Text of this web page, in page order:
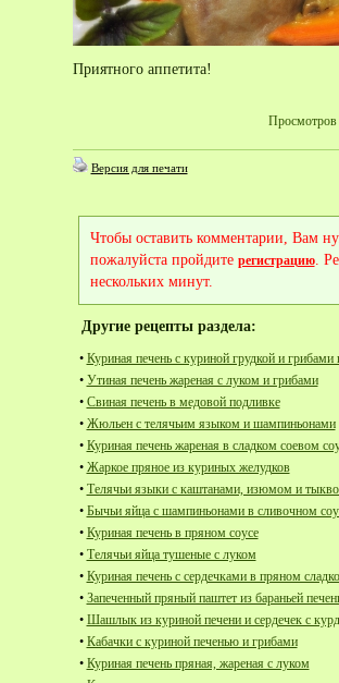
Приятного аппетита!
Просмотров
Версия для печати
Чтобы оставить комментарии, Вам
пожалуйста пройдите регистрацию.
нескольких минут.
Другие рецепты раздела:
• Куриная печень с куриной грудкой и грибами
• Утиная печень жареная с луком и грибами
• Свиная печень в медовой подливке
• Жюльен с телячьим языком и шампиньонами
• Куриная печень жареная в сладком соевом
• Жаркое пряное из куриных желудков
• Телячьи языки с каштанами, изюмом и
• Бычьи яйца с шампиньонами в сливочном
• Куриная печень в пряном соусе
• Телячьи яйца тушеные с луком
• Куриная печень с сердечками в пряном
• Запеченный пряный паштет из бараньей
• Шашлык из куриной печени и сердечек с
• Кабачки с куриной печенью и грибами
• Куриная печень пряная, жареная с луком